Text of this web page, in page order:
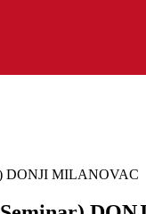
DONJI MILANOVAC